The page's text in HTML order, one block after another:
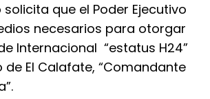
solicita que el Poder Ejecutivo
necesarios para otorgar
Internacional “estatus H24”
El Calafate, “Comandante